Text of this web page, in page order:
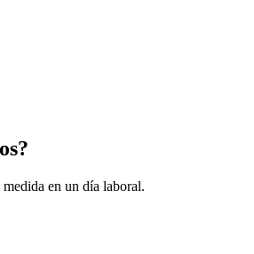
en un día laboral.